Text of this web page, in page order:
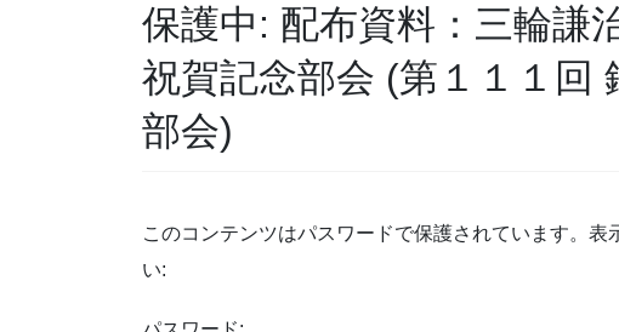
保護中: 配布資料：三輪謙治先生 瑞宝小綬章受賞
祝賀記念部会 (第１１１回
部会)
このコンテンツはパスワードで保護されています。
い: